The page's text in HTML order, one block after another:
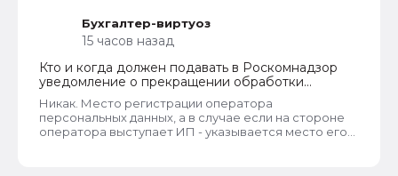
проверила только знакомых ИП и заметила такую
закономерность. Или это просто совпадение
Бухгалтер-виртуоз
15 часов назад
Кто и когда должен подавать в Роскомнадзор
уведомление о прекращении обработки
персональных данных
Никак. Место регистрации оператора
персональных данных, а в случае если на стороне
оператора выступает ИП - указывается место его